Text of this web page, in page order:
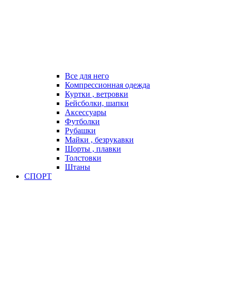
Все для него
Компрессионная одежда
Куртки , ветровки
Бейсболки, шапки
Аксессуары
Футболки
Рубашки
Майки , безрукавки
Шорты , плавки
Толстовки
Штаны
СПОРТ